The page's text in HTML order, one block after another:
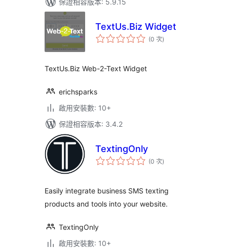
保證相容版本: 5.9.15
TextUs.Biz Widget
(0 次評
分)
TextUs.Biz Web-2-Text Widget
erichsparks
啟用安裝數: 10+
保證相容版本: 3.4.2
TextingOnly
(0 次評
分)
Easily integrate business SMS texting
products and tools into your website.
TextingOnly
啟用安裝數: 10+